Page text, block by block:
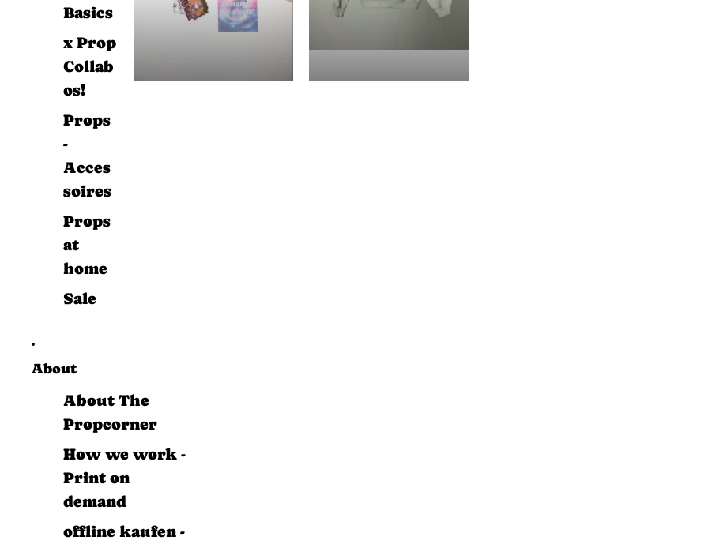
Basics
x Prop
Collab
os!
Props
-
Acces
soires
Props
at
home
Sale
About
About The
Propcorner
How we work -
Print on
demand
offline kaufen -